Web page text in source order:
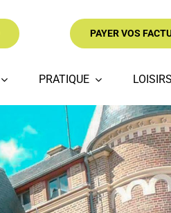
PAYER VOS
PRATIQUE LOISIRS